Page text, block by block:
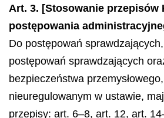
Art. 3. [Stosowanie przepisów
postępowania
Do postępowań
postępowań sprawdzających
bezpieczeństwa
nieuregulowanym w ustawie,
przepisy: art. 6–8, art. 12, art.